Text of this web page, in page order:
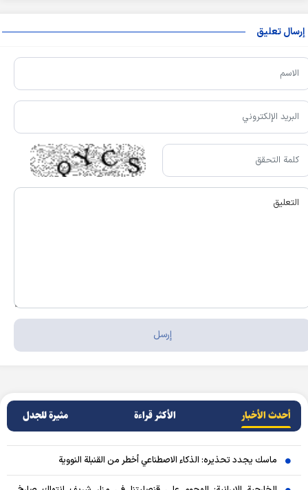
إرسال تعليق
أحدث الأخبار الأکثر قراءة مثيرة للجدل
ماسك يجدد تحذيره: الذكاء الاصطناعي أخطر من القنبلة النووية